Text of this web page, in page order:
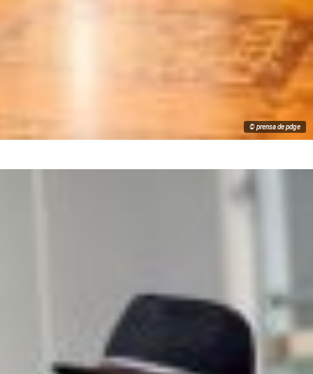
© prensa de pdge